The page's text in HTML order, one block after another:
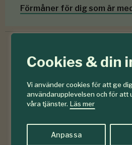
Cookies & din
Vi använder cookies för att ge
användarupplevelsen och för att
våra tjänster. Läs mer
Anpassa
Förmåner för dig som är